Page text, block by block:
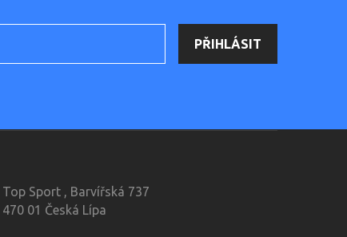
Top Sport , Barvířská 737
470 01 Česká Lípa